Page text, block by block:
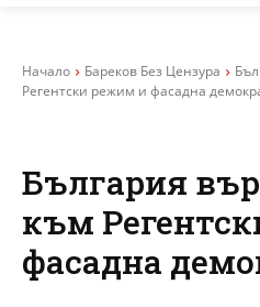
Начало Бареков Без Цензура
Регентски режим и фасадна
България
към
фасадна